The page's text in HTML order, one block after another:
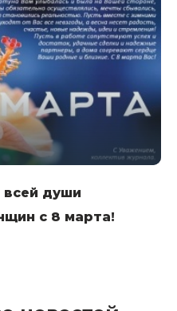
души
с 8 марта!